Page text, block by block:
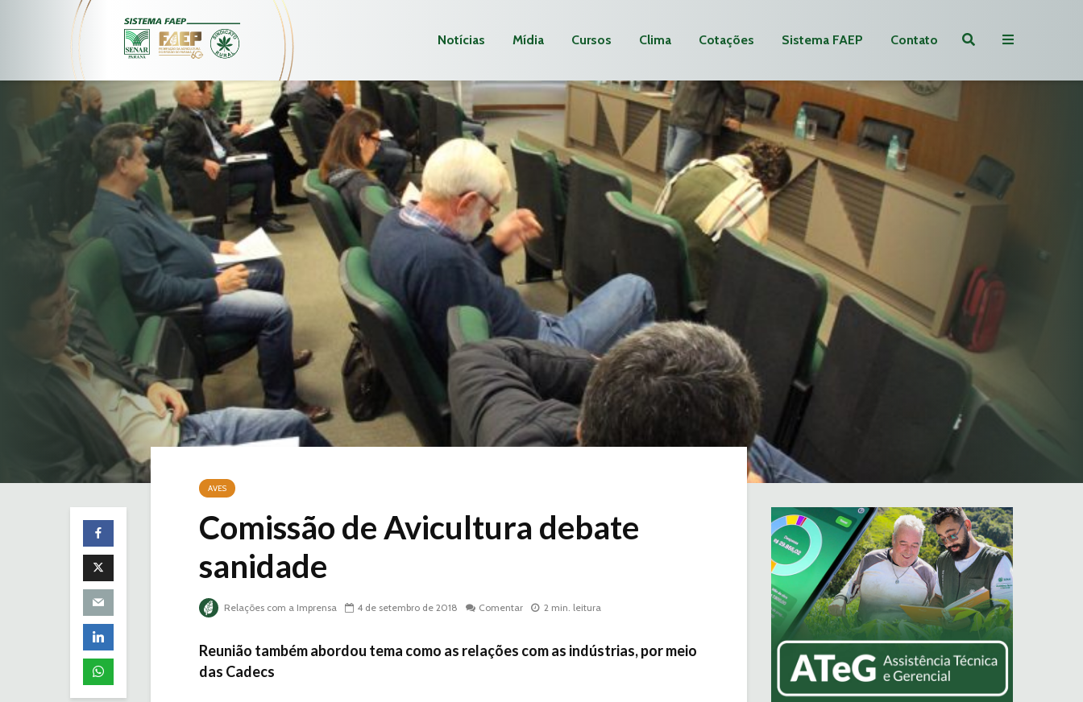
Notícias Mídia Cursos Clima Cotações Sistema FAEP Contato
AVES
Comissão de Avicultura debate
sanidade
Relações com a Imprensa 4 de setembro de 2018 Comentar 2 min. leitura
Reunião também abordou tema como as relações com as indústrias, por meio
das Cadecs